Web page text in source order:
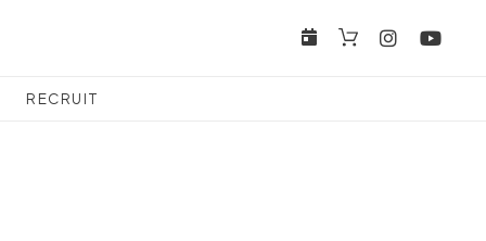
RECRUIT